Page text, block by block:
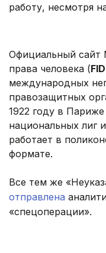
работу, несмотря
Официальный сайт
права человека (
международных
правозащитных
1922 году в Париже
национальных лиг
работает в
формате.
Все тем же
отправлена
«спецоперации».